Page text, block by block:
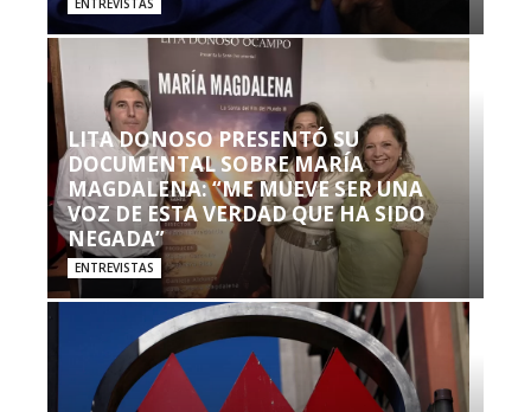
ENTREVISTAS
LITA DONOSO PRESENTÓ SU
DOCUMENTAL SOBRE MARÍA
MAGDALENA: “ME MUEVE SER UNA
VOZ DE ESTA VERDAD QUE HA SIDO
NEGADA”
ENTREVISTAS